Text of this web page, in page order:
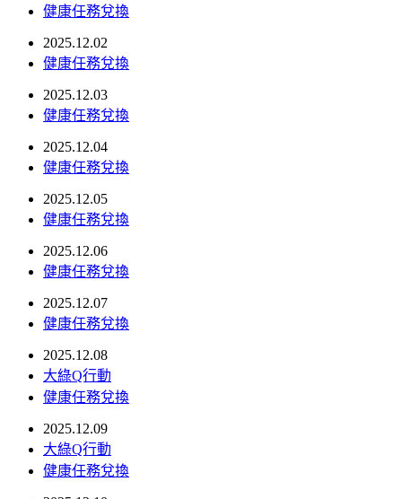
健康任務兌換
2025.12.02
健康任務兌換
2025.12.03
健康任務兌換
2025.12.04
健康任務兌換
2025.12.05
健康任務兌換
2025.12.06
健康任務兌換
2025.12.07
健康任務兌換
2025.12.08
大綠Q行動
健康任務兌換
2025.12.09
大綠Q行動
健康任務兌換